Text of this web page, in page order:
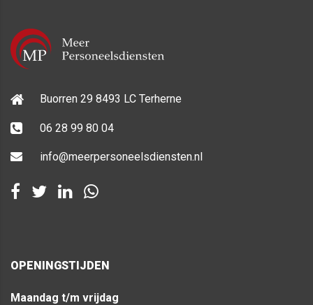
Buorren 29 8493 LC Terherne
06 28 99 80 04
info@meerpersoneelsdiensten.nl
OPENINGSTIJDEN
Maandag t/m vrijdag